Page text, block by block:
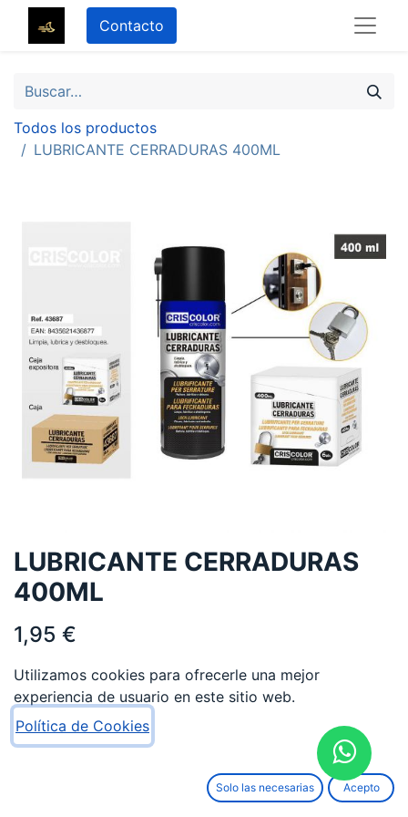
Contacto
Todos los productos
LUBRICANTE CERRADURAS 400ML
LUBRICANTE CERRADURAS
400ML
1,95 €
AÑADIR AL CARRITO
Utilizamos cookies para ofrecerle una mejor
experiencia de usuario en este sitio web.
Política de Cookies
Solo las necesarias Acepto